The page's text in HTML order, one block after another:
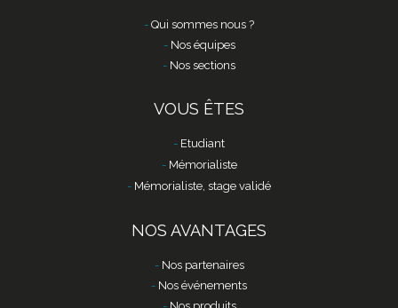
Qui sommes nous ?
Nos équipes
Nos sections
VOUS ÊTES
Etudiant
Mémorialiste
Mémorialiste, stage validé
NOS AVANTAGES
Nos partenaires
Nos événements